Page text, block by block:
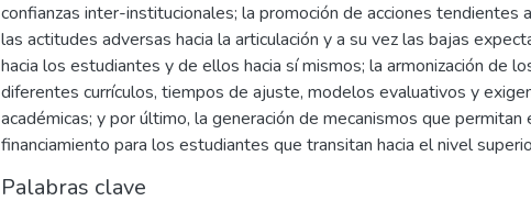
confianzas inter-institucionales; la promoción de acciones tendientes
las actitudes adversas hacia la articulación y a su vez las bajas
hacia los estudiantes y de ellos hacia sí mismos; la armonización de
diferentes currículos, tiempos de ajuste, modelos evaluativos y
académicas; y por último, la generación de mecanismos que permitan
financiamiento para los estudiantes que transitan hacia el nivel
Palabras clave